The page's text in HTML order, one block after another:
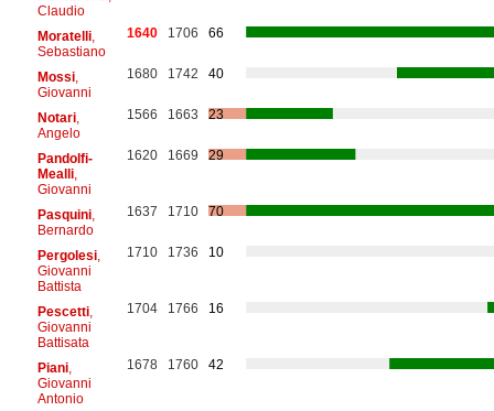
Claudio
Moratelli,
Sebastiano
1640 1706 66
Mossi,
Giovanni
1680 1742 40
Notari,
Angelo
1566 1663 23
Pandolfi-
Mealli,
Giovanni
1620 1669 29
Pasquini,
Bernardo
1637 1710 70
Pergolesi,
Giovanni
Battista
1710 1736 10
Pescetti,
Giovanni
Battisata
1704 1766 16
Piani,
Giovanni
Antonio
1678 1760 42